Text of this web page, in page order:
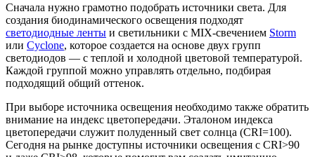
Сначала нужно грамотно подобрать источники света. Для
создания биодинамического освещения подходят
светодиодные ленты и светильники с MIX-свечением Storm
или Cyclone, которое создается на основе двух групп
светодиодов — с теплой и холодной цветовой температурой.
Каждой группой можно управлять отдельно, подбирая
подходящий общий оттенок.
При выборе источника освещения необходимо также обратить
внимание на индекс цветопередачи. Эталоном индекса
цветопередачи служит полуденный свет солнца (CRI=100).
Сегодня на рынке доступны источники освещения с CRI>90